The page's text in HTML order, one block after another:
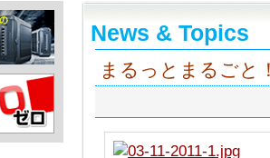
News & Topics
まるっとまるごと